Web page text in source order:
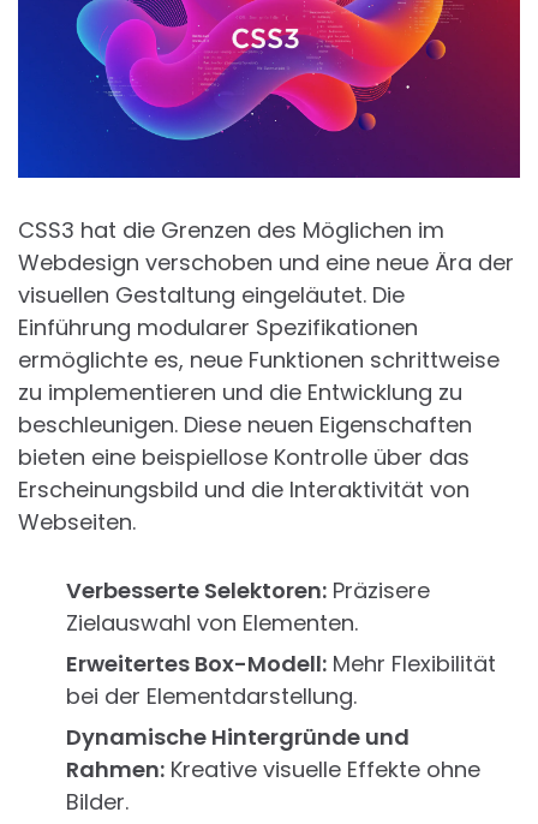
CSS3 hat die Grenzen des Möglichen im
Webdesign verschoben und eine neue Ära der
visuellen Gestaltung eingeläutet. Die
Einführung modularer Spezifikationen
ermöglichte es, neue Funktionen schrittweise
zu implementieren und die Entwicklung zu
beschleunigen. Diese neuen Eigenschaften
bieten eine beispiellose Kontrolle über das
Erscheinungsbild und die Interaktivität von
Webseiten.
Verbesserte Selektoren: Präzisere
Zielauswahl von Elementen.
Erweitertes Box-Modell: Mehr Flexibilität
bei der Elementdarstellung.
Dynamische Hintergründe und
Rahmen: Kreative visuelle Effekte ohne
Bilder.